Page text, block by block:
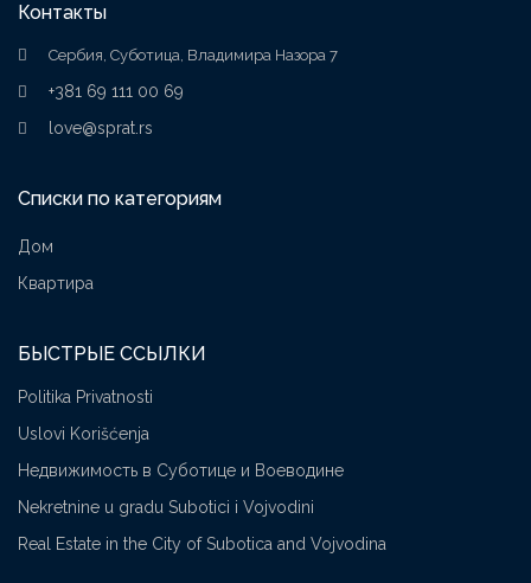
Контакты
Сербия, Суботица, Владимира Назора 7
+381 69 111 00 69
love@sprat.rs
Списки по категориям
Дом
Квартира
БЫСТРЫЕ ССЫЛКИ
Politika Privatnosti
Uslovi Korišćenja
Недвижимость в Суботице и Воеводине
Nekretnine u gradu Subotici i Vojvodini
Real Estate in the City of Subotica and Vojvodina